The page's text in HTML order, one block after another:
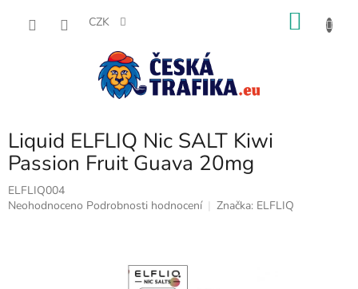
CZK
Liquid ELFLIQ Nic SALT Kiwi
Passion Fruit Guava 20mg
ELFLIQ004
Průměrné
Neohodnoceno Podrobnosti hodnocení Značka: ELFLIQ